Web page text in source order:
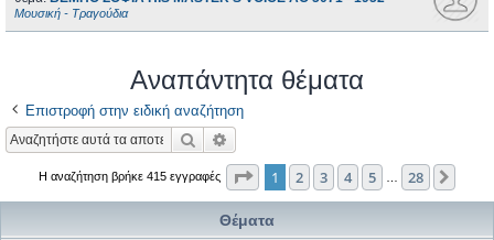
Μουσική - Τραγούδια
Αναπάντητα θέματα
Επιστροφή στην ειδική αναζήτηση
Αναζήτηση
Η αναζήτηση βρήκε 415 εγγραφές Σελίδα από28
1 2 3 4 5 28
Θέματα